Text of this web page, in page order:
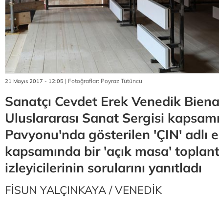
21 Mayıs 2017 - 12:05 | Fotoğraflar: Poyraz Tütüncü
Sanatçı Cevdet Erek Venedik
Uluslararası Sanat Sergisi
Pavyonu'nda gösterilen 'ÇIN' adlı
kapsamında bir 'açık masa'
izleyicilerinin sorularını yanıtladı
FİSUN YALÇINKAYA / VENEDİK